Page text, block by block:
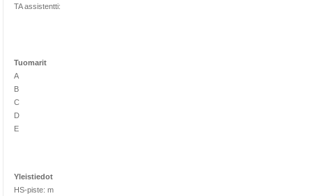
TA assistentti:
Tuomarit
A
B
C
D
E
Yleistiedot
HS-piste: m